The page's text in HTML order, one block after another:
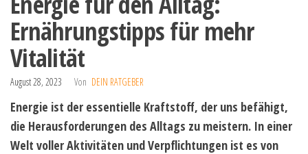
Ernährungstipps für mehr
Vitalität
August 28, 2023 Von DEIN RATGEBER
Energie ist der essentielle Kraftstoff, der uns befähigt,
die Herausforderungen des Alltags zu meistern. In einer
Welt voller Aktivitäten und Verpflichtungen ist es von